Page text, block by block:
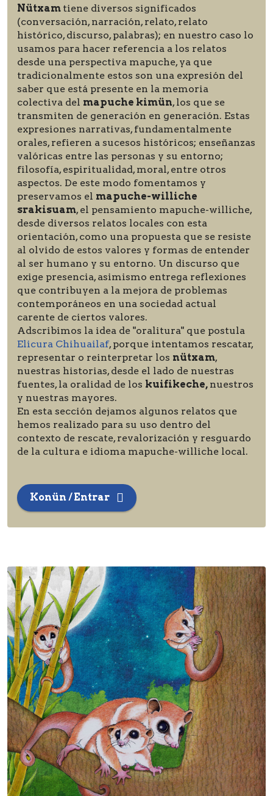
Nütxam tiene diversos significados
(conversación, narración, relato, relato
histórico, discurso, palabras); en nuestro caso lo
usamos para hacer referencia a los relatos
desde una perspectiva mapuche, ya que
tradicionalmente estos son una expresión del
saber que está presente en la memoria
colectiva del mapuche kimün, los que se
transmiten de generación en generación. Estas
expresiones narrativas, fundamentalmente
orales, refieren a sucesos históricos; enseñanzas
valóricas entre las personas y su entorno;
filosofía, espiritualidad, moral, entre otros
aspectos. De este modo fomentamos y
preservamos el mapuche-williche
srakisuam, el pensamiento mapuche-williche,
desde diversos relatos locales con esta
orientación, como una propuesta que se resiste
al olvido de estos valores y formas de entender
al ser humano y su entorno. Un discurso que
exige presencia, asimismo entrega reflexiones
que contribuyen a la mejora de problemas
contemporáneos en una sociedad actual
carente de ciertos valores.
Adscribimos la idea de "oralitura" que postula
Elicura Chihuailaf, porque intentamos rescatar,
representar o reinterpretar los nütxam,
nuestras historias, desde el lado de nuestras
fuentes, la oralidad de los kuifikeche, nuestros
y nuestras mayores.
En esta sección dejamos algunos relatos que
hemos realizado para su uso dentro del
contexto de rescate, revalorización y resguardo
de la cultura e idioma mapuche-williche local.
Konün / Entrar